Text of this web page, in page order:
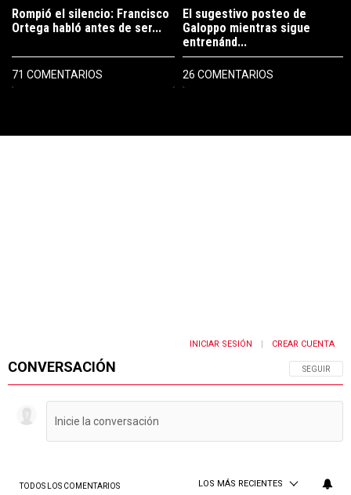
Rompió el silencio: Francisco
Ortega habló antes de ser...
71 COMENTARIOS
El sugestivo posteo de
Galoppo mientras sigue
entrenánd...
26 COMENTARIOS
CONVERSACIÓN SIGA ESTA
SEGUIR
INICIAR SESIÓN CREAR CUENTA
TODOS LOS COMENTARIOS LOS MÁS RECIENTES